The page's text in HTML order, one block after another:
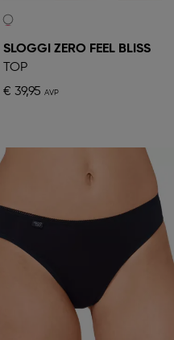
SLOGGI ZERO FEEL BLISS
TOP
€ 39,95